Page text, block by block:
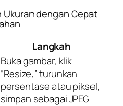
dengan Cepat
Langkah
Buka gambar, klik
“Resize,” turunkan
persentase atau piksel,
simpan sebagai JPEG